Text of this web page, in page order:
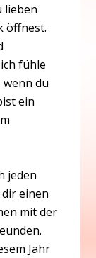
lieben
öffnest.
fühle
wenn du
ein
jeden
einen
mit der
Jahr